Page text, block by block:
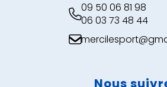
09 50 06 81 98
06 03 73 48 44

Nous